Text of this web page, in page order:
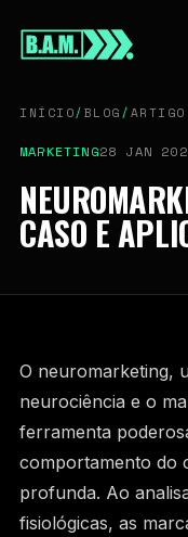
INÍCIO
SOBRE
SERVIÇOS
BLOG
CONTATO
11 9 7625-9165
São Paulo / BR
SIGA A BAM
INÍCIO/BLOG/ARTIGO
MARKETING28 JAN
CASO E
O neuromarketing,
neurociência e o
ferramenta
comportamento do
profunda. Ao
fisiológicas, as